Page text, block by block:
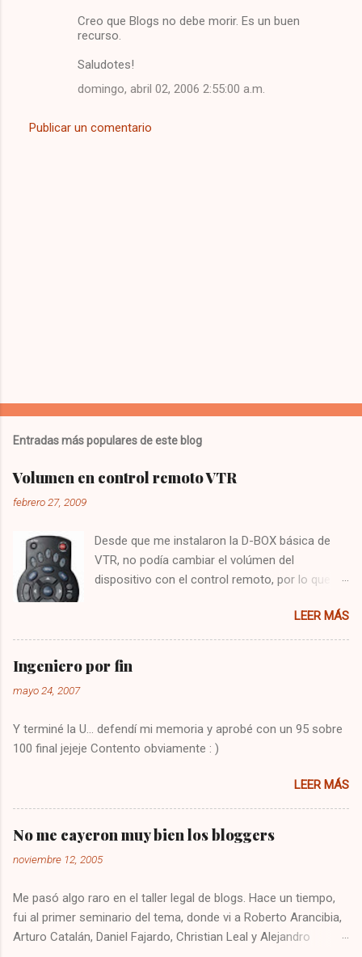
Creo que Blogs no debe morir. Es un buen
recurso.
Saludotes!
domingo, abril 02, 2006 2:55:00 a.m.
Publicar un comentario
Entradas más populares de este blog
Volumen en control remoto VTR
febrero 27, 2009
Desde que me instalaron la D-BOX básica de
VTR, no podía cambiar el volúmen del
dispositivo con el control remoto, por lo que
audio, y el de VTR para cambiar los canales,
algo bastante molesto. Hoy me puse a buscar
en google y encontré la solución : Presionar
una vez la tecla CBL Presionar sin soltar la
Dejo constancia de la solución por si alguien
más tiene el mismo problema, y también para
LEER MÁS
Ingeniero por fin
mayo 24, 2007
Y terminé la U... defendí mi memoria y aprobé con un 95 sobre
100 final jejeje Contento obviamente : )
LEER MÁS
No me cayeron muy bien los bloggers
noviembre 12, 2005
Me pasó algo raro en el taller legal de blogs. Hace un tiempo,
fui al primer seminario del tema, donde vi a Roberto Arancibia,
Arturo Catalán, Daniel Fajardo, Christian Leal y Alejandro